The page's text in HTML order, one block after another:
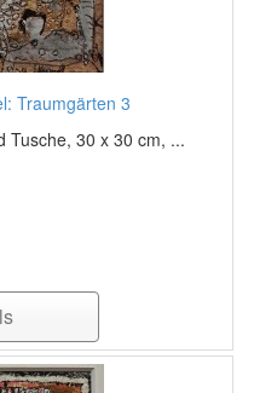
Traumgärten 3
Tusche, 30 x 30 cm, ...